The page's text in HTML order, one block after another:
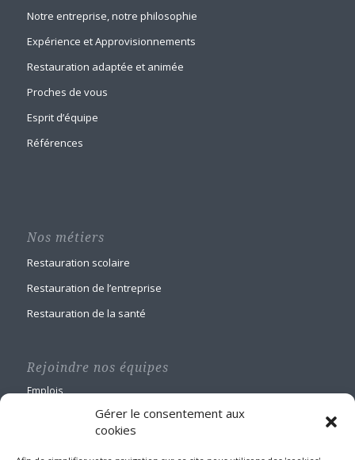
Gérer le consentement aux
cookies
Notre entreprise, notre philosophie
Expérience et Approvisionnements
Restauration adaptée et animée
Proches de vous
Esprit d’équipe
Références
Nos métiers
Restauration scolaire
Restauration de l’entreprise
Restauration de la santé
Rejoindre nos équipes
Emplois